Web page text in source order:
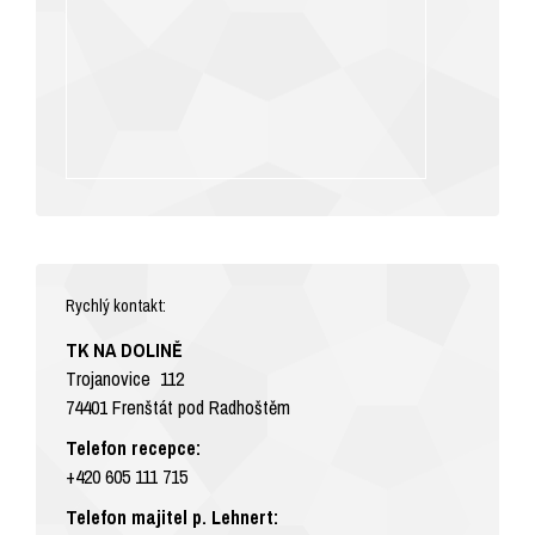
Rychlý kontakt:
TK NA DOLINĚ
Trojanovice 112
74401 Frenštát pod Radhoštěm
Telefon recepce:
+420 605 111 715
Telefon majitel p. Lehnert: